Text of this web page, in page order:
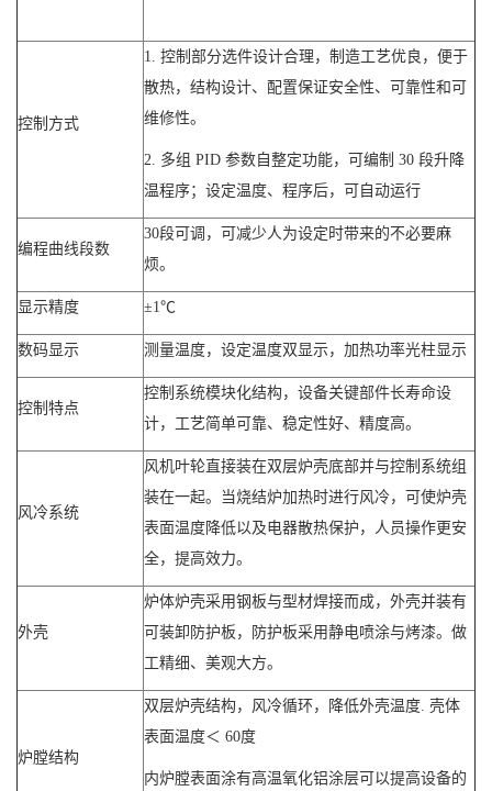
控制方式
1. 控制部分选件设计合理，制造工艺优良，便于
散热，结构设计、配置保证安全性、可靠性和可
维修性。
2. 多组 PID 参数自整定功能，可编制 30 段升降
温程序；设定温度、程序后，可自动运行
编程曲线段数
30段可调，可减少人为设定时带来的不必要麻
烦。
显示精度 ±1℃
数码显示 测量温度，设定温度双显示，加热功率光柱显示
控制特点
控制系统模块化结构，设备关键部件长寿命设
计，工艺简单可靠、稳定性好、精度高。
风冷系统
风机叶轮直接装在双层炉壳底部并与控制系统组
装在一起。当烧结炉加热时进行风冷，可使炉壳
表面温度降低以及电器散热保护，人员操作更安
全，提高效力。
外壳
炉体炉壳采用钢板与型材焊接而成，外壳并装有
可装卸防护板，防护板采用静电喷涂与烤漆。做
工精细、美观大方。
炉膛结构
双层炉壳结构，风冷循环，降低外壳温度. 壳体
表面温度＜ 60度
内炉膛表面涂有高温氧化铝涂层可以提高设备的